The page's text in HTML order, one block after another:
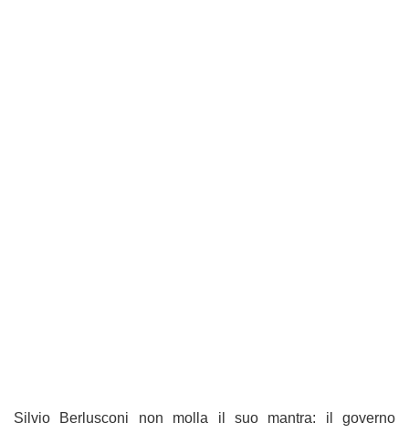
Silvio Berlusconi non molla il suo mantra: il governo